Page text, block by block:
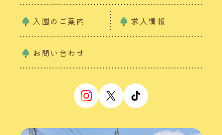
入園のご案内 求人情報
お問い合わせ